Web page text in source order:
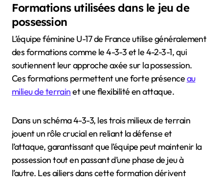
Formations utilisées dans le jeu de
possession
L’équipe féminine U-17 de France utilise généralement
des formations comme le 4-3-3 et le 4-2-3-1, qui
soutiennent leur approche axée sur la possession.
Ces formations permettent une forte présenceau
milieu de terrainet une flexibilité en attaque.
Dans un schéma 4-3-3, les trois milieux de terrain
jouent un rôle crucial en reliant la défense et
l’attaque, garantissant que l’équipe peut maintenir la
possession tout en passant d’une phase de jeu à
l’autre. Les ailiers dans cette formation dérivent